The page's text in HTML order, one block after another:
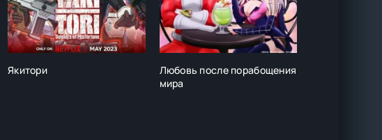
Якитори
Любовь после порабощения
мира